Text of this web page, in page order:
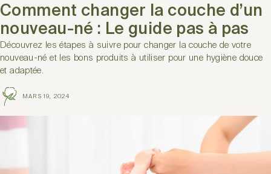
Comment changer la couche d’un
nouveau-né : Le guide pas à pas
Découvrez les étapes à suivre pour changer la couche de votre
nouveau-né et les bons produits à utiliser pour une hygiène douce
et adaptée.
MARS 19, 2024